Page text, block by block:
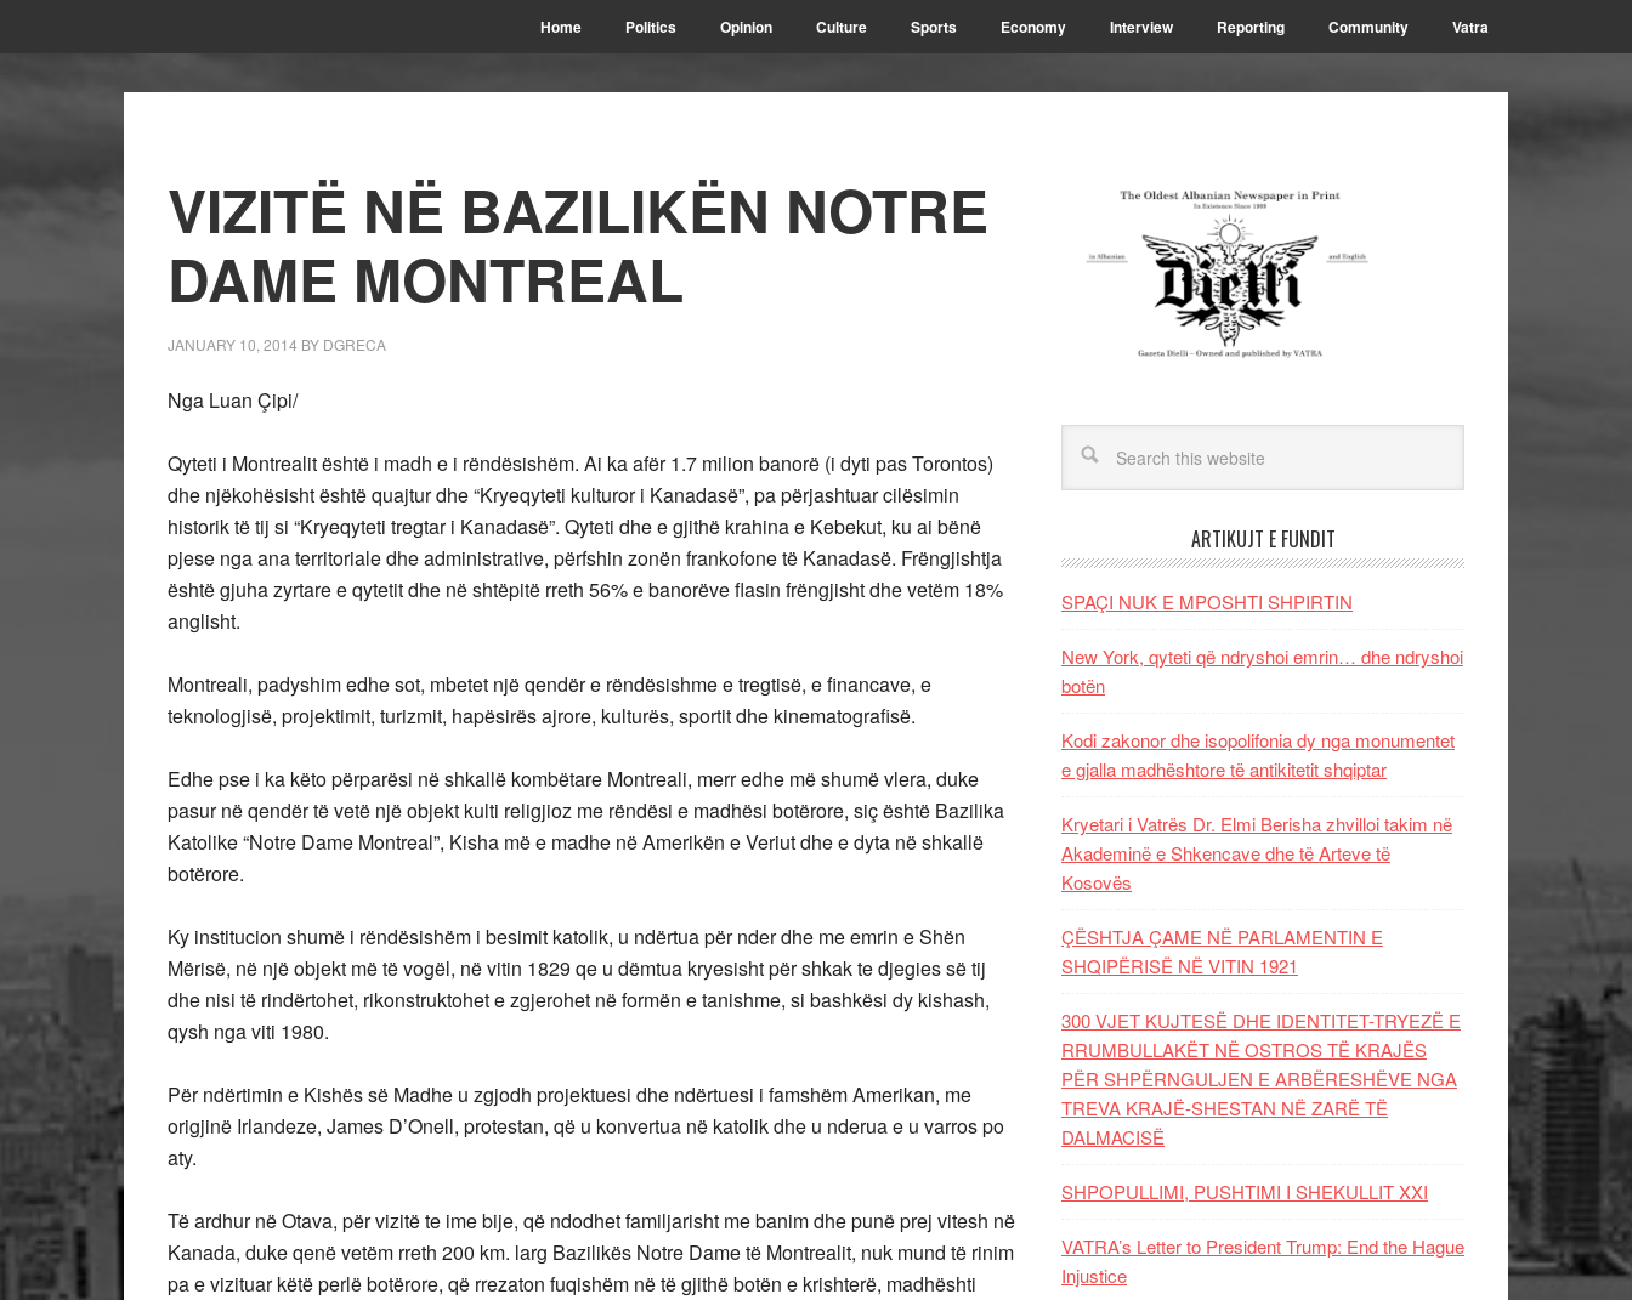
Home Politics Opinion Culture Sports Economy Interview Reporting Community Vatra
VIZITË NË BAZILIKËN NOTRE
DAME MONTREAL
JANUARY 10, 2014 BY DGRECA
Nga Luan Çipi/
Qyteti i Montrealit është i madh e i rëndësishëm. Ai ka afër 1.7 milion banorë (i dyti pas Torontos)
dhe njëkohësisht është quajtur dhe “Kryeqyteti kulturor i Kanadasë”, pa përjashtuar cilësimin
historik të tij si “Kryeqyteti tregtar i Kanadasë”. Qyteti dhe e gjithë krahina e Kebekut, ku ai bënë
pjese nga ana territoriale dhe administrative, përfshin zonën frankofone të Kanadasë. Frëngjishtja
është gjuha zyrtare e qytetit dhe në shtëpitë rreth 56% e banorëve flasin frëngjisht dhe vetëm 18%
anglisht.
Montreali, padyshim edhe sot, mbetet një qendër e rëndësishme e tregtisë, e financave, e
teknologjisë, projektimit, turizmit, hapësirës ajrore, kulturës, sportit dhe kinematografisë.
Edhe pse i ka këto përparësi në shkallë kombëtare Montreali, merr edhe më shumë vlera, duke
pasur në qendër të vetë një objekt kulti religjioz me rëndësi e madhësi botërore, siç është Bazilika
Katolike “Notre Dame Montreal”, Kisha më e madhe në Amerikën e Veriut dhe e dyta në shkallë
botërore.
Ky institucion shumë i rëndësishëm i besimit katolik, u ndërtua për nder dhe me emrin e Shën
Mërisë, në një objekt më të vogël, në vitin 1829 qe u dëmtua kryesisht për shkak te djegies së tij
dhe nisi të rindërtohet, rikonstruktohet e zgjerohet në formën e tanishme, si bashkësi dy kishash,
qysh nga viti 1980.
Për ndërtimin e Kishës së Madhe u zgjodh projektuesi dhe ndërtuesi i famshëm Amerikan, me
origjinë Irlandeze, James D’Onell, protestan, që u konvertua në katolik dhe u nderua e u varros po
aty.
Të ardhur në Otava, për vizitë te ime bije, që ndodhet familjarisht me banim dhe punë prej vitesh në
Kanada, duke qenë vetëm rreth 200 km. larg Bazilikës Notre Dame të Montrealit, nuk mund të rinim
pa e vizituar këtë perlë botërore, që rrezaton fuqishëm në të gjithë botën e krishterë, madhështi
ARTIKUJT E FUNDIT
SPAÇI NUK E MPOSHTI SHPIRTIN
New York, qyteti që ndryshoi emrin… dhe ndryshoi
botën
Kodi zakonor dhe isopolifonia dy nga monumentet
e gjalla madhështore të antikitetit shqiptar
Kryetari i Vatrës Dr. Elmi Berisha zhvilloi takim në
Akademinë e Shkencave dhe të Arteve të
Kosovës
ÇËSHTJA ÇAME NË PARLAMENTIN E
SHQIPËRISË NË VITIN 1921
300 VJET KUJTESË DHE IDENTITET-TRYEZË E
RRUMBULLAKËT NË OSTROS TË KRAJËS
PËR SHPËRNGULJEN E ARBËRESHËVE NGA
TREVA KRAJË-SHESTAN NË ZARË TË
DALMACISË
SHPOPULLIMI, PUSHTIMI I SHEKULLIT XXI
VATRA’s Letter to President Trump: End the Hague
Injustice